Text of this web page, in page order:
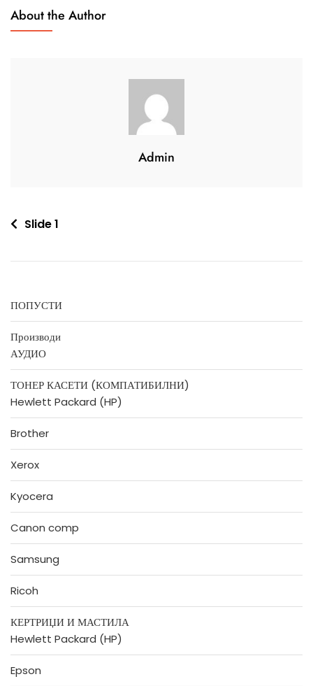
About the Author
Admin
Навигација
напис
Slide 1
ПОПУСТИ
Производи
АУДИО
ТОНЕР КАСЕТИ (КОМПАТИБИЛНИ)
Hewlett Packard (HP)
Brother
Xerox
Kyocera
Canon comp
Samsung
Ricoh
КЕРТРИЏИ И МАСТИЛА
Hewlett Packard (HP)
Epson